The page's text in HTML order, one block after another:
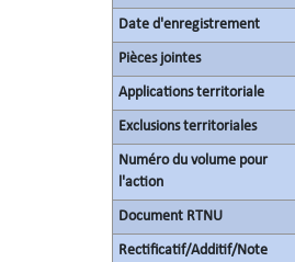
Date d'enregistrement
Pièces jointes
Applications territoriale
Exclusions territoriales
Numéro du volume pour
l'action
Document RTNU
Rectificatif/Additif/Note